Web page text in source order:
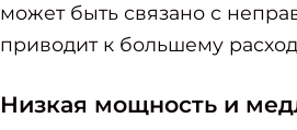
может быть связано с
приводит к большему
Низкая мощность и